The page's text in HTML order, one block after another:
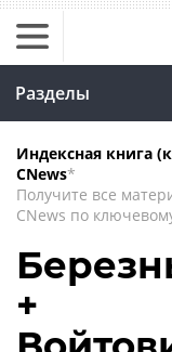
Разделы
Индексная книга
CNews*
Получите все
CNews по
+